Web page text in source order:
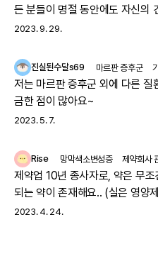
든 분들이 명절 동안에도 자신의
께 따뜻하고 행복한 시간 보내시
2023. 9. 29.
진실된수달s69 마르판 증후군
저는 마르판 증후군 외에 다른 질
금한 점이 많아요~
2023. 5. 7.
Rise 망막색소변성증 제약회사
제약업 10년 종사자로, 약은 무
되는 약이 존재해요.. (실은 영양
러과를 도시면서 진료과에서 따
2023. 4. 24.